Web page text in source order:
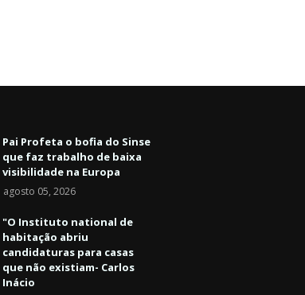
Pai Profeta o bofia do Sinse
que faz trabalho de baixa
visibilidade na Europa
agosto 05, 2026
"O Instituto national de
habitação abriu
candidaturas para casas
que não existiam- Carlos
Inácio